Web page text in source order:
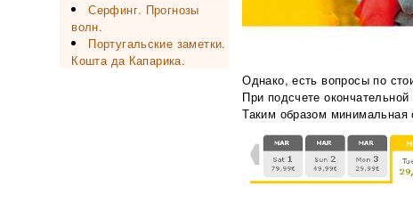
Серфинг. Прогнозы
волн.
Португальские заметки.
Кошта да Капарика.
Однако, есть вопросы по
При подсчете
Таким образом минимальная